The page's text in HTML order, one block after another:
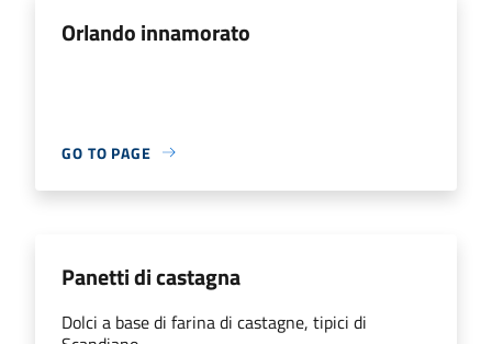
Orlando innamorato
GO TO PAGE
Panetti di castagna
Dolci a base di farina di castagne, tipici di